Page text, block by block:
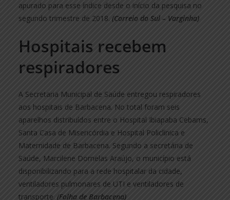
apurado para esse índice desde o início da pesquisa no
segundo trimestre de 2018. (Correio do Sul – Varginha)
Hospitais recebem
respiradores
A Secretaria Municipal de Saúde entregou respiradores
aos hospitais de Barbacena. No total foram seis
aparelhos distribuídos entre o Hospital Ibiapaba Cebams,
Santa Casa de Misericórdia e Hospital Policlínica e
Maternidade de Barbacena. Segundo a secretária de
Saúde, Marcilene Dornelas Araújo, o município está
disponibilizando para a rede hospitalar da cidade,
ventiladores pulmonares de UTI e ventiladores de
transporte. (Folha de Barbacena)